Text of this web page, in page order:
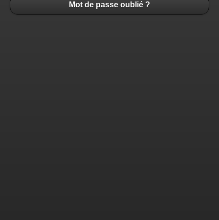
Mot de passe oublié ?